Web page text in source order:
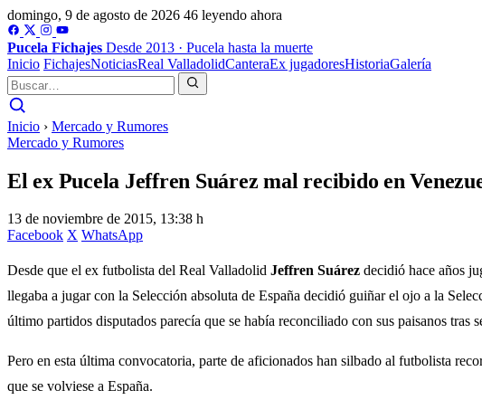
domingo, 9 de agosto de 2026 46 leyendo ahora
Pucela Fichajes Desde 2013 · Pucela hasta la muerte
Inicio FichajesNoticiasReal ValladolidCanteraEx jugadoresHistoriaGalería
Inicio › Mercado y Rumores
Mercado y Rumores
El ex Pucela Jeffren Suárez mal recibido en
13 de noviembre de 2015, 13:38 h
Facebook X WhatsApp
Desde que el ex futbolista del Real Valladolid Jeffren Suárez decidió hace años
llegaba a jugar con la Selección absoluta de España decidió guiñar el ojo a la
último partidos disputados parecía que se había reconciliado con sus paisanos tras
Pero en esta última convocatoria, parte de aficionados han silbado al futbolista
que se volviese a España.